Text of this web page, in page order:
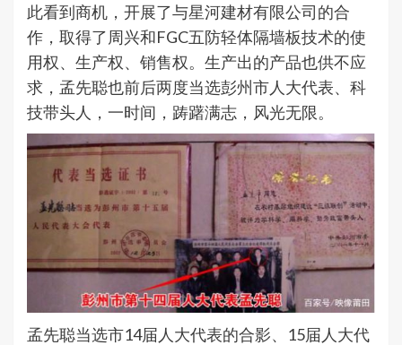
此看到商机，开展了与星河建材有限公司的合
作，取得了周兴和FGC五防轻体隔墙板技术的使
用权、生产权、销售权。生产出的产品也供不应
求，孟先聪也前后两度当选彭州市人大代表、科
技带头人，一时间，踌躇满志，风光无限。
孟先聪当选市14届人大代表的合影、15届人大代